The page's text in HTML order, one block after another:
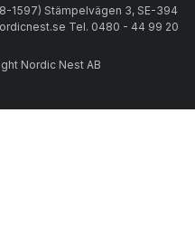
1597) Stämpelvägen 3, SE-394
Tel. 0480 - 44 99 20
Nordic Nest AB